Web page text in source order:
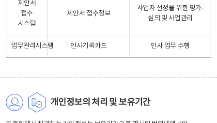
제안서
접수
시스템
제안서 접수정보
사업자 선정을 위한 평가·
심의 및 사업관리
업무관리시스템 인사기록카드 인사 업무 수행
개인정보의 처리 및 보유기간